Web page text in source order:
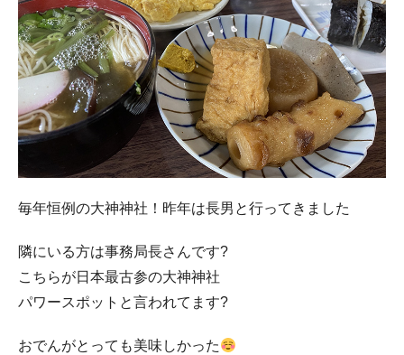
毎年恒例の大神神社！昨年は長男と行ってきました
隣にいる方は事務局長さんです?
こちらが日本最古参の大神神社
パワースポットと言われてます?
おでんがとっても美味しかった